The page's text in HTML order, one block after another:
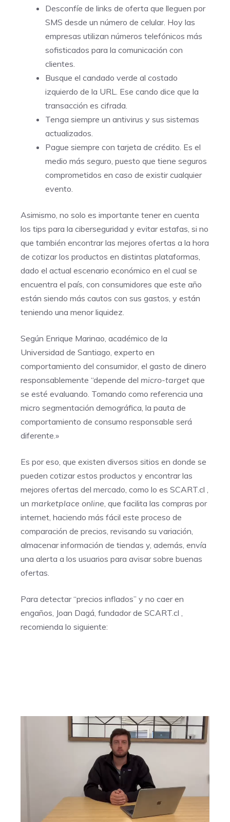
Desconfíe de links de oferta que lleguen por
SMS desde un número de celular. Hoy las
empresas utilizan números telefónicos más
sofisticados para la comunicación con
clientes.
Busque el candado verde al costado
izquierdo de la URL. Ese cando dice que la
transacción es cifrada.
Tenga siempre un antivirus y sus sistemas
actualizados.
Pague siempre con tarjeta de crédito. Es el
medio más seguro, puesto que tiene seguros
comprometidos en caso de existir cualquier
evento.
Asimismo, no solo es importante tener en cuenta
los tips para la ciberseguridad y evitar estafas, si no
que también encontrar las mejores ofertas a la hora
de cotizar los productos en distintas plataformas,
dado el actual escenario económico en el cual se
encuentra el país, con consumidores que este año
están siendo más cautos con sus gastos, y están
teniendo una menor liquidez.
Según Enrique Marinao, académico de la
Universidad de Santiago, experto en
comportamiento del consumidor, el gasto de dinero
responsablemente “depende del micro-target que
se esté evaluando. Tomando como referencia una
micro segmentación demográfica, la pauta de
comportamiento de consumo responsable será
diferente.»
Es por eso, que existen diversos sitios en donde se
pueden cotizar estos productos y encontrar las
mejores ofertas del mercado, como lo es SCART.cl
un marketplace online , que facilita las compras por
internet, haciendo más fácil este proceso de
comparación de precios, revisando su variación,
almacenar información de tiendas y, además, envía
una alerta a los usuarios para avisar sobre buenas
ofertas.
Para detectar “precios inflados” y no caer en
engaños, Joan Dagá, fundador de SCART.cl
recomienda lo siguiente: